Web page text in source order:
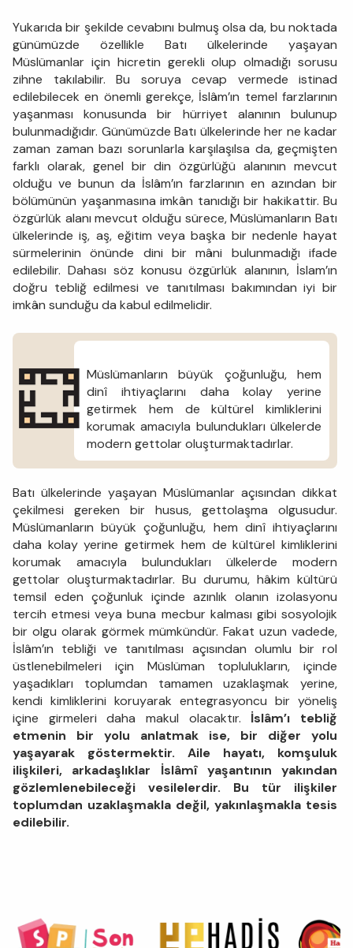
Yukarıda bir şekilde cevabını bulmuş olsa da, bu noktada
günümüzde özellikle Batı ülkelerinde yaşayan
Müslümanlar için hicretin gerekli olup olmadığı sorusu
zihne takılabilir. Bu soruya cevap vermede istinad
edilebilecek en önemli gerekçe, İslâm’ın temel farzlarının
yaşanması konusunda bir hürriyet alanının bulunup
bulunmadığıdır. Günümüzde Batı ülkelerinde her ne kadar
zaman zaman bazı sorunlarla karşılaşılsa da, geçmişten
farklı olarak, genel bir din özgürlüğü alanının mevcut
olduğu ve bunun da İslâm’ın farzlarının en azından bir
bölümünün yaşanmasına imkân tanıdığı bir hakikattir. Bu
özgürlük alanı mevcut olduğu sürece, Müslümanların Batı
ülkelerinde iş, aş, eğitim veya başka bir nedenle hayat
sürmelerinin önünde dini bir mâni bulunmadığı ifade
edilebilir. Dahası söz konusu özgürlük alanının, İslam’ın
doğru tebliğ edilmesi ve tanıtılması bakımından iyi bir
imkân sunduğu da kabul edilmelidir.
Müslümanların büyük çoğunluğu, hem
dinî ihtiyaçlarını daha kolay yerine
getirmek hem de kültürel kimliklerini
korumak amacıyla bulundukları ülkelerde
modern gettolar oluşturmaktadırlar.
Batı ülkelerinde yaşayan Müslümanlar açısından dikkat
çekilmesi gereken bir husus, gettolaşma olgusudur.
Müslümanların büyük çoğunluğu, hem dinî ihtiyaçlarını
daha kolay yerine getirmek hem de kültürel kimliklerini
korumak amacıyla bulundukları ülkelerde modern
gettolar oluşturmaktadırlar. Bu durumu, hâkim kültürü
temsil eden çoğunluk içinde azınlık olanın izolasyonu
tercih etmesi veya buna mecbur kalması gibi sosyolojik
bir olgu olarak görmek mümkündür. Fakat uzun vadede,
İslâm’ın tebliği ve tanıtılması açısından olumlu bir rol
üstlenebilmeleri için Müslüman toplulukların, içinde
yaşadıkları toplumdan tamamen uzaklaşmak yerine,
kendi kimliklerini koruyarak entegrasyoncu bir yöneliş
içine girmeleri daha makul olacaktır. İslâm’ı tebliğ
etmenin bir yolu anlatmak ise, bir diğer yolu
yaşayarak göstermektir. Aile hayatı, komşuluk
ilişkileri, arkadaşlıklar İslâmî yaşantının yakından
gözlemlenebileceği vesilelerdir. Bu tür ilişkiler
toplumdan uzaklaşmakla değil, yakınlaşmakla tesis
edilebilir.